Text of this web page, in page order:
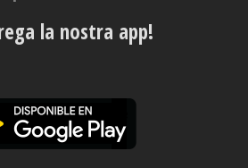
la nostra app!